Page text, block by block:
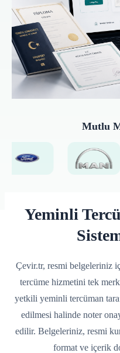
Mutlu
Yeminli
Çevir.tr, resmi belgeleriniz
tercüme hizmetini tek
yetkili yeminli tercüman
edilmesi halinde noter
edilir. Belgeleriniz, resmi
format ve içerik